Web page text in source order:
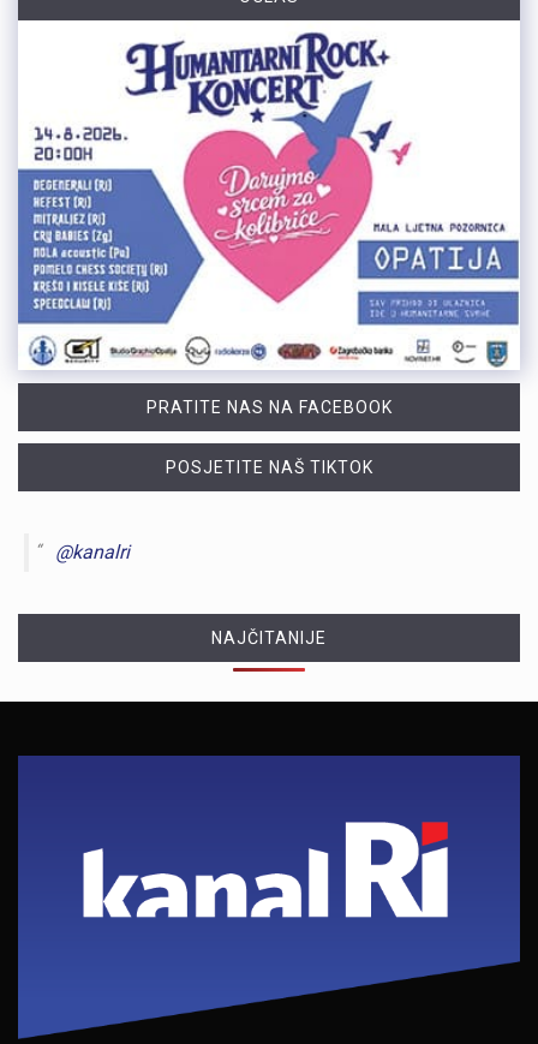
PRATITE NAS NA FACEBOOK
POSJETITE NAŠ TIKTOK
@kanalri
NAJČITANIJE